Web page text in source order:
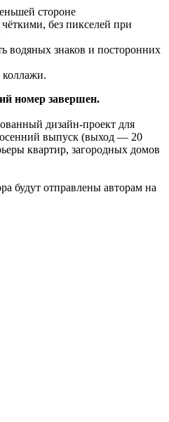
стороне
без пикселей при
водяных знаков и посторонних
номер завершен.
дизайн-проект для
выпуск (выход — 20
квартир, загородных домов
будут отправлены авторам на